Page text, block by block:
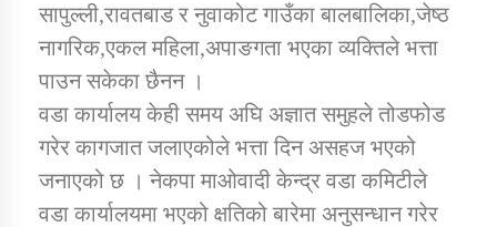
सापुल्ली,रावतबाड र नुवाकोट गाउँका बालबालिका,जेष्ठ
नागरिक,एकल महिला,अपाङगता भएका व्यक्तिले भत्ता
पाउन सकेका छैनन ।
वडा कार्यालय केही समय अघि अज्ञात समुहले तोडफोड
गरेर कागजात जलाएकोले भत्ता दिन असहज भएको
जनाएको छ । नेकपा माओवादी केन्द्र वडा कमिटीले
वडा कार्यालयमा भएको क्षतिको बारेमा अनुसन्धान गरेर